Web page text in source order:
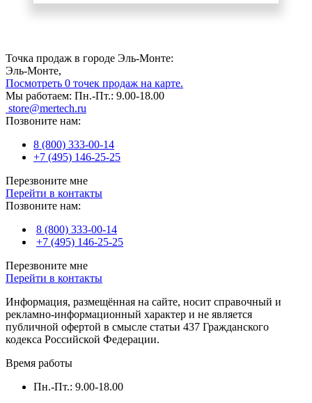
Точка продаж в городе Эль-Монте:
Эль-Монте,
Посмотреть 0 точек продаж на карте.
Мы работаем: Пн.-Пт.: 9.00-18.00
store@mertech.ru
Позвоните нам:
8 (800) 333-00-14
+7 (495) 146-25-25
Перезвоните мне
Перейти в контакты
Позвоните нам:
8 (800) 333-00-14
+7 (495) 146-25-25
Перезвоните мне
Перейти в контакты
Информация, размещённая на сайте, носит справочный и
рекламно-информационный характер и не является
публичной офертой в смысле статьи 437 Гражданского
кодекса Российской Федерации.
Время работы
Пн.-Пт.: 9.00-18.00